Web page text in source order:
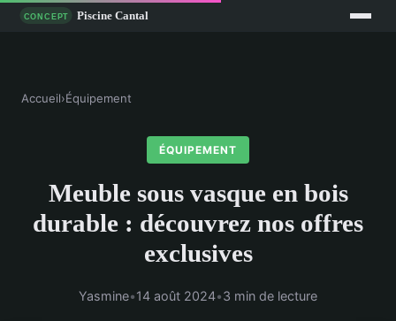
Accueil›Équipement
ÉQUIPEMENT
Meuble sous vasque en bois
durable : découvrez nos offres
exclusives
Yasmine•14 août 2024•3 min de lecture